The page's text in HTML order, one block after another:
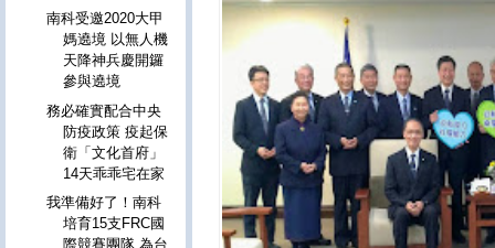
南科受邀2020大甲
媽遶境 以無人機
天降神兵慶開鑼
參與遶境
務必確實配合中央
防疫政策 疫起保
衛「文化首府」
14天乖乖宅在家
我準備好了！南科
培育15支FRC國
際競賽團隊 為台